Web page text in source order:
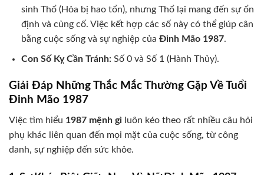
sinh Thổ (Hỏa bị hao tổn), nhưng Thổ lại mang đến sự ổn
định và củng cố. Việc kết hợp các số này có thể giúp cân
bằng cuộc sống và sự nghiệp của Đinh Mão 1987.
Con Số Kỵ Cần Tránh:Số 0 và Số 1 (Hành Thủy).
Giải Đáp Những Thắc Mắc Thường Gặp Về Tuổi
Đinh Mão 1987
Việc tìm hiểu 1987 mệnh gì luôn kéo theo rất nhiều câu hỏi
phụ khác liên quan đến mọi mặt của cuộc sống, từ công
danh, sự nghiệp đến sức khỏe.